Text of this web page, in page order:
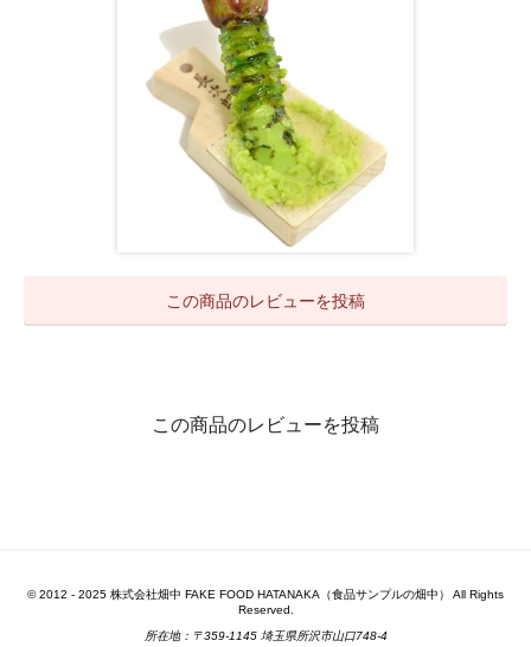
この商品のレビューを投稿
この商品のレビューを投稿
© 2012 - 2025 株式会社畑中 FAKE FOOD HATANAKA（食品サンプルの畑中） All Rights
Reserved.
所在地：〒359-1145 埼玉県所沢市山口748-4